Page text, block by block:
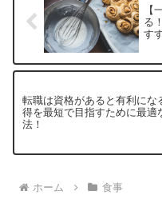
【
る
す
転職は資格があると有利にな
得を最短で目指すために最適
法！
ホーム 食事